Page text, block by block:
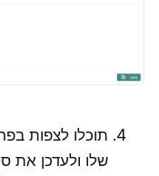
תוכלו לצפות
שלו ולעדכן את